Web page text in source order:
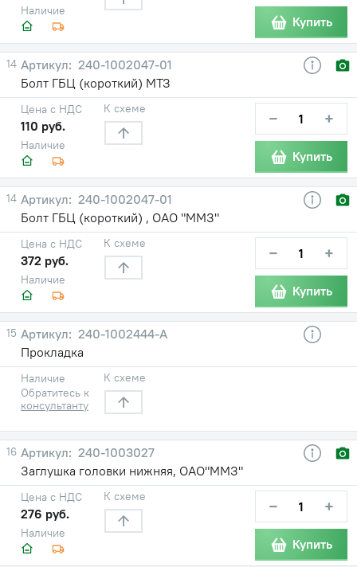
Наличие
Купить
14
240-1002047-01
Болт ГБЦ (короткий) МТЗ
Наличие
Цена с НДС
110 руб.
К схеме − +
Купить
14
240-1002047-01
Болт ГБЦ (короткий) , ОАО "ММЗ"
Наличие
Цена с НДС
372 руб.
К схеме − +
Купить
15
240-1002444-А
Прокладка
Наличие
Обратитесь к
консультанту
К схеме
16
240-1003027
Заглушка головки нижняя, ОАО"ММЗ"
Наличие
Цена с НДС
276 руб.
К схеме − +
Купить